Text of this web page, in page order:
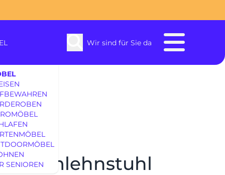
SENIOREN
Wir sind für Sie da
Armlehnstuhl